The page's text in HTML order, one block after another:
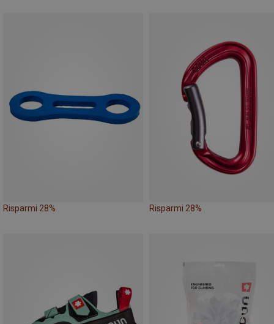
Risparmi 28% Risparmi 28%